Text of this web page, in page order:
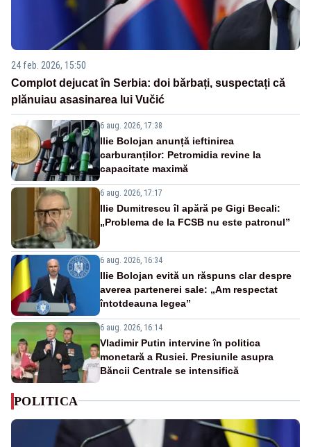
24 feb. 2026, 15:50
Complot dejucat în Serbia: doi bărbați, suspectați că
plănuiau asasinarea lui Vučić
6 aug. 2026, 17:38
Ilie Bolojan anunță ieftinirea
carburanților: Petromidia revine la
capacitate maximă
6 aug. 2026, 17:17
Ilie Dumitrescu îl apără pe Gigi Becali:
„Problema de la FCSB nu este patronul”
6 aug. 2026, 16:34
Ilie Bolojan evită un răspuns clar despre
averea partenerei sale: „Am respectat
întotdeauna legea”
6 aug. 2026, 16:14
Vladimir Putin intervine în politica
monetară a Rusiei. Presiunile asupra
Băncii Centrale se intensifică
POLITICA